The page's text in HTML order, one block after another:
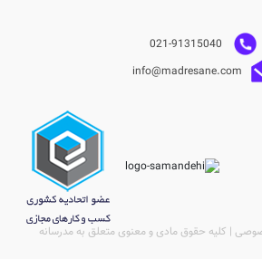
info@madresane.com
| کلیه حقوق مادی و معنوی متعلق به مدرسانه